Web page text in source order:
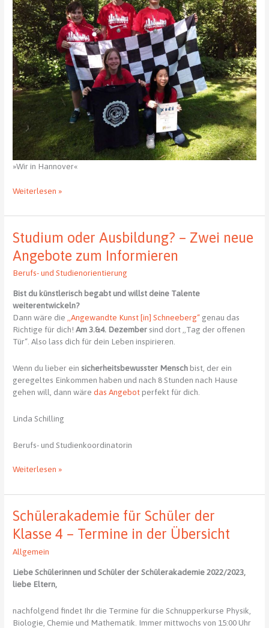
»Wir in Hannover«
ADVENTSOPEN
–
alle
Kinder,
Jahrgang
2011
jünger,
die
Lust
am
Schachspielen
Weiterlesen »
Studium oder Ausbildung? – Zwei neue
Angebote zum Informieren
Berufs- und Studienorientierung
Bist du künstlerisch begabt und willst deine Talente
weiterentwickeln?
Dann wäre die
,,Angewandte Kunst [in] Schneeberg“ genau das
Richtige für dich!Am 3.&4. Dezember sind dort ,,Tag der offenen
Tür“. Also lass dich für dein Leben inspirieren.
Wenn du lieber einsicherheitsbewusster Menschbist, der ein
geregeltes Einkommen haben und nach 8 Stunden nach Hause
gehen will, dann wäredas Angebotperfekt für dich.
Linda Schilling
Berufs- und Studienkoordinatorin
Studium
Ausbildung?
Zwei
neue
Angebote
zum
Weiterlesen »
Schülerakademie für Schüler der
Klasse 4 – Termine in der Übersicht
Allgemein
Liebe Schülerinnen und Schüler der Schülerakademie 2022/2023,
liebe Eltern,
nachfolgend findet Ihr die Termine für die Schnupperkurse Physik,
Biologie, Chemie und Mathematik. Immer mittwochs von 15:00 Uhr